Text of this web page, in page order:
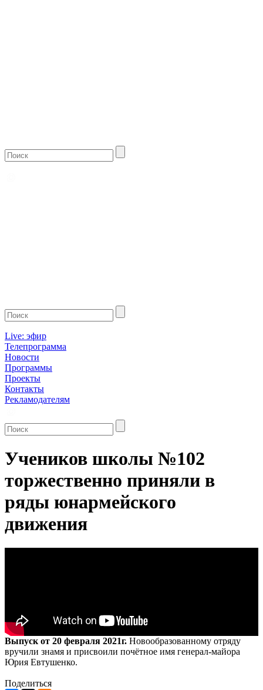
Live: эфир
Телепрограмма
Новости
Программы
Проекты
Контакты
Рекламодателям
Учеников школы №102
торжественно приняли в
ряды юнармейского
движения
Выпуск от 20 февраля 2021г. Новообразованному отряду
вручили знамя и присвоили почётное имя генерал-майора
Юрия Евтушенко.
Поделиться